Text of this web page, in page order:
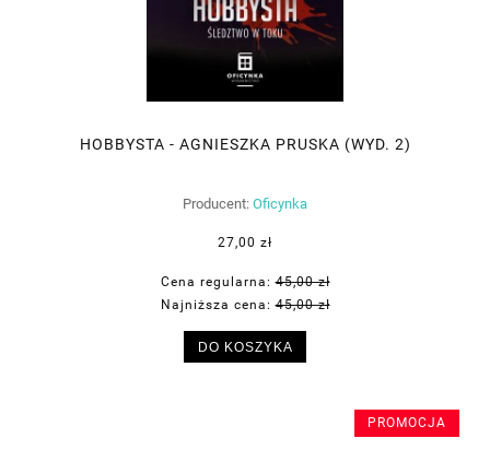
HOBBYSTA - AGNIESZKA PRUSKA (WYD. 2)
Producent: Oficynka
27,00 zł
Cena regularna:45,00 zł
Najniższa cena:45,00 zł
DO KOSZYKA
PROMOCJA